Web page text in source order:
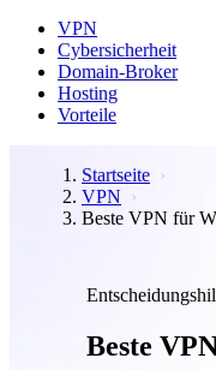
VPN
Cybersicherheit
Domain-Broker
Hosting
Vorteile
Startseite
VPN
Beste VPN für
Beste